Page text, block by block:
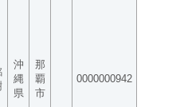
沖
縄
県
那
覇
市
0000000942